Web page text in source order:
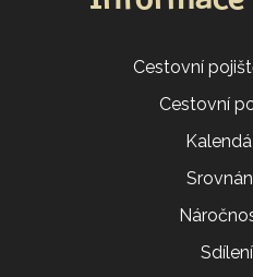
Cestovní
Cestovní